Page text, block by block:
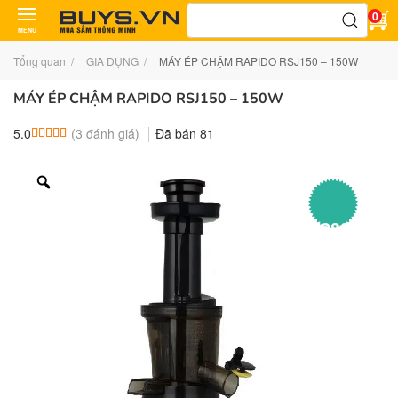
MENU
Tìm
0
Tổng quan GIA DỤNG MÁY ÉP CHẬM RAPIDO RSJ150 – 150W
MÁY ÉP CHẬM RAPIDO RSJ150 – 150W
5.0 5.0 trên 5 dựa trên
3 đánh giá
(3 đánh giá) Đã bán 81
53233%